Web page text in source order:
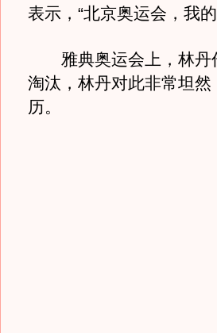
表示，“北京奥运会，
雅典奥运会上，林丹
淘汰，林丹对此非常坦
历。